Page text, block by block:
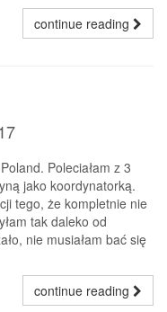
continue reading
Poleciałam z 3
jako koordynatorką.
tego, że kompletnie nie
tak daleko od
nie musiałam bać się
continue reading